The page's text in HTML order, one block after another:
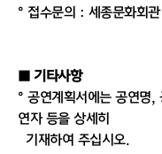
° 접수문의 : 세종문화회
■ 기타사항
° 공연계획서에는 공연명
연자 등을 상세히
기재하여 주십시오.